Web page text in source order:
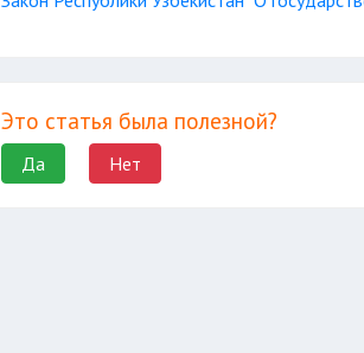
Это статья была полезной?
Да Нет